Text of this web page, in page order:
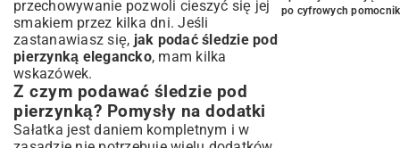
przechowywanie pozwoli cieszyć się jej
smakiem przez kilka dni. Jeśli
zastanawiasz się, jak podać śledzie pod
pierzynką elegancko, mam kilka
wskazówek.
Z czym podawać śledzie pod
pierzynką? Pomysły na dodatki
Sałatka jest daniem kompletnym i w
po cyfrowych